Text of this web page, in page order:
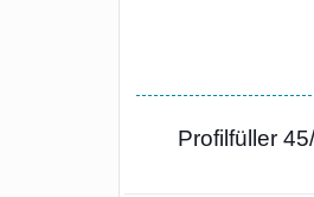
Profilfüller